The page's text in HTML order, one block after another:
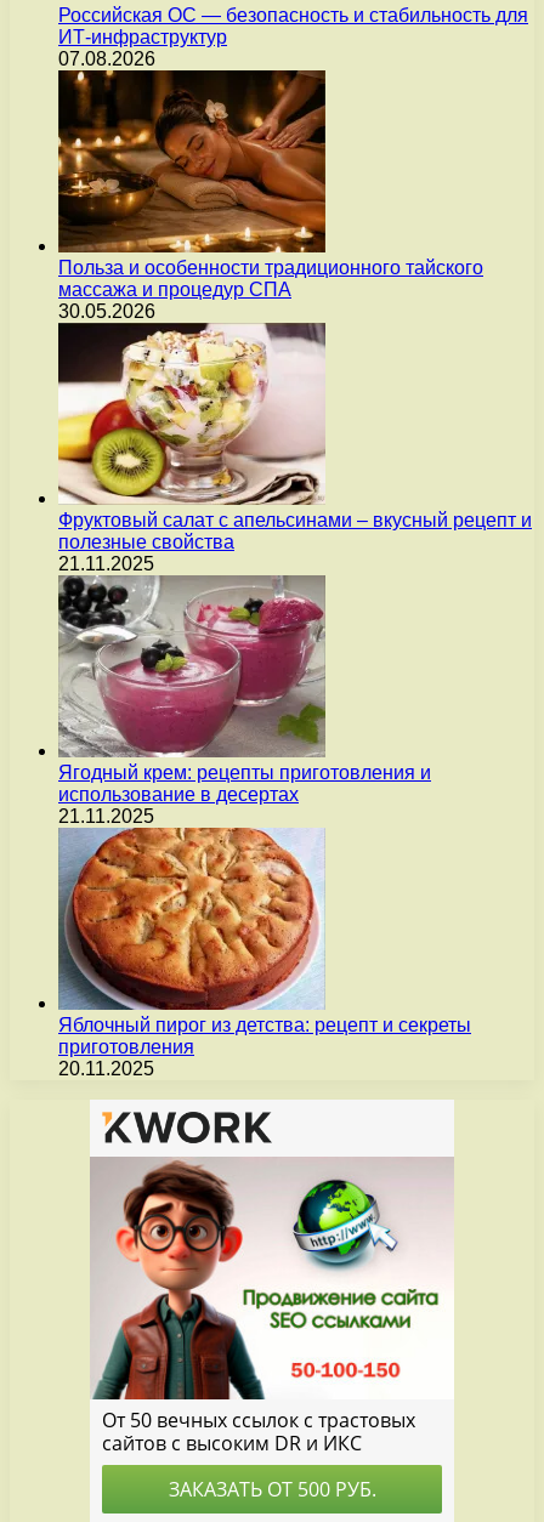
Российская ОС — безопасность и стабильность для
ИТ-инфраструктур
07.08.2026
Польза и особенности традиционного тайского
массажа и процедур СПА
30.05.2026
Фруктовый салат с апельсинами – вкусный рецепт и
полезные свойства
21.11.2025
Ягодный крем: рецепты приготовления и
использование в десертах
21.11.2025
Яблочный пирог из детства: рецепт и секреты
приготовления
20.11.2025